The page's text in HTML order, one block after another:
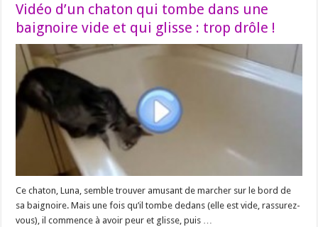
Vidéo d’un chaton qui tombe dans une
baignoire vide et qui glisse : trop drôle !
Ce chaton, Luna, semble trouver amusant de marcher sur le bord de
sa baignoire. Mais une fois qu’il tombe dedans (elle est vide, rassurez-
vous), il commence à avoir peur et glisse, puis …